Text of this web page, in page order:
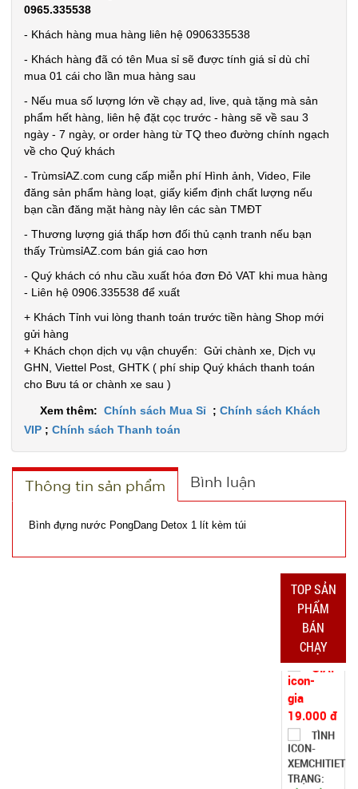
0965.335538
- Khách hàng mua hàng liên hệ 0906335538
- Khách hàng đã có tên Mua sỉ sẽ được tính giá sỉ dù chỉ
mua 01 cái cho lần mua hàng sau
- Nếu mua số lượng lớn về chạy ad, live, quà tặng mà sản
phẩm hết hàng, liên hệ đặt cọc trước - hàng sẽ về sau 3
ngày - 7 ngày, or order hàng từ TQ theo đường chính ngạch
về cho Quý khách
- TrùmsỉAZ.com cung cấp miễn phí Hình ảnh, Video, File
đăng sản phẩm hàng loạt, giấy kiểm định chất lượng nếu
bạn cần đăng mặt hàng này lên các sàn TMĐT
- Thương lượng giá thấp hơn đối thủ cạnh tranh nếu bạn
thấy TrùmsỉAZ.com bán giá cao hơn
- Quý khách có nhu cầu xuất hóa đơn Đỏ VAT khi mua hàng
- Liên hệ 0906.335538 để xuất
+ Khách Tỉnh vui lòng thanh toán trước tiền hàng Shop mới
gửi hàng
+ Khách chọn dịch vụ vận chuyển: Gửi chành xe, Dịch vụ
GHN, Viettel Post, GHTK ( phí ship Quý khách thanh toán
cho Bưu tá or chành xe sau )
Xem thêm: Chính sách Mua Sỉ ; Chính sách Khách
VIP ; Chính sách Thanh toán
Thông tin sản phẩm Bình luận
Bình đựng nước PongDang Detox 1 lít kèm túi
TOP SẢN
PHẨM
BÁN
CHẠY
TRẠNG:
hành:
Cân nặng :
tinh dầu
vỏ Trắng
Chữ T xịn
SP:
hành:
Test,
Cân nặng:
0,5kg
Đặt
hàng
Băng keo
Chống